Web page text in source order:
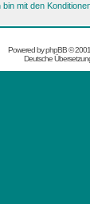
bin mit den
Powered byphpBB©
Deutsche